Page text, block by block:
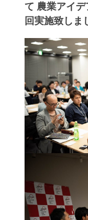
て 農業アイ
回実施致しま